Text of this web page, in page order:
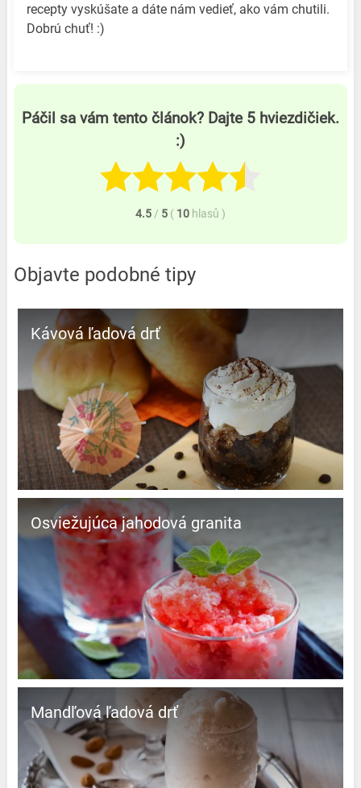
recepty vyskúšate a dáte nám vedieť, ako vám chutili.
Dobrú chuť! :)
Páčil sa vám tento článok? Dajte 5 hviezdičiek.
:)
4.5 / 5 ( 10 hlasů )
Objavte podobné tipy
Kávová ľadová drť
Osviežujúca jahodová granita
Mandľová ľadová drť